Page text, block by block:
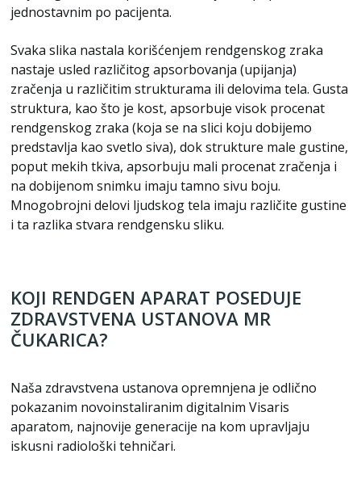
jednostavnim po pacijenta.
Svaka slika nastala korišćenjem rendgenskog zraka
nastaje usled različitog apsorbovanja (upijanja)
zračenja u različitim strukturama ili delovima tela. Gusta
struktura, kao što je kost, apsorbuje visok procenat
rendgenskog zraka (koja se na slici koju dobijemo
predstavlja kao svetlo siva), dok strukture male gustine,
poput mekih tkiva, apsorbuju mali procenat zračenja i
na dobijenom snimku imaju tamno sivu boju.
Mnogobrojni delovi ljudskog tela imaju različite gustine
i ta razlika stvara rendgensku sliku.
KOJI RENDGEN APARAT POSEDUJE
ZDRAVSTVENA USTANOVA MR
ČUKARICA?
Naša zdravstvena ustanova opremnjena je odlično
pokazanim novoinstaliranim digitalnim Visaris
aparatom, najnovije generacije na kom upravljaju
iskusni radiološki tehničari.